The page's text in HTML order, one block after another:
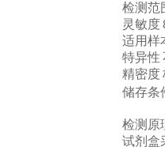
检测范
灵敏度
适用样
特异性
精密度
储存条
检测原
试剂盒